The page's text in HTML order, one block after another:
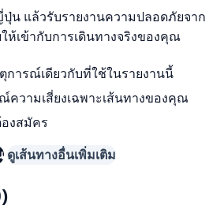
น แล้วรับรายงานความปลอดภัยจาก
ห้เข้ากับการเดินทางจริงของคุณ
การณ์เดียวกับที่ใช้ในรายงานนี้
ความเสี่ยงเฉพาะเส้นทางของคุณ
งสมัคร
ดูเส้นทางอื่นเพิ่มเติม